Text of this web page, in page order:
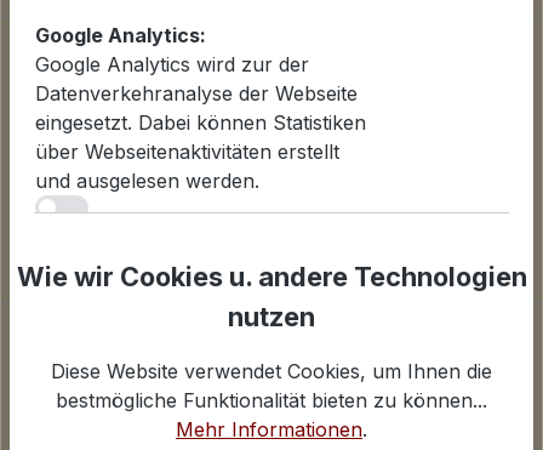
Informationen
Datenschutzerklärung
Lieferinformationen
Zahlungsarten
Widerrufsbelehrung
Über uns
Kontakt und E-Mail
Anfahrt Ladengeschäfte
Google Analytics:
Google Analytics wird zur der
Datenverkehranalyse der Webseite
eingesetzt. Dabei können Statistiken
über Webseitenaktivitäten erstellt
und ausgelesen werden.
Für Statistiken und Shop-Performance-Metriken
Google Analytics
Wie wir Cookies u. andere Technologien
nutzen
Diese Website verwendet Cookies, um Ihnen die
bestmögliche Funktionalität bieten zu können...
Mehr Informationen.